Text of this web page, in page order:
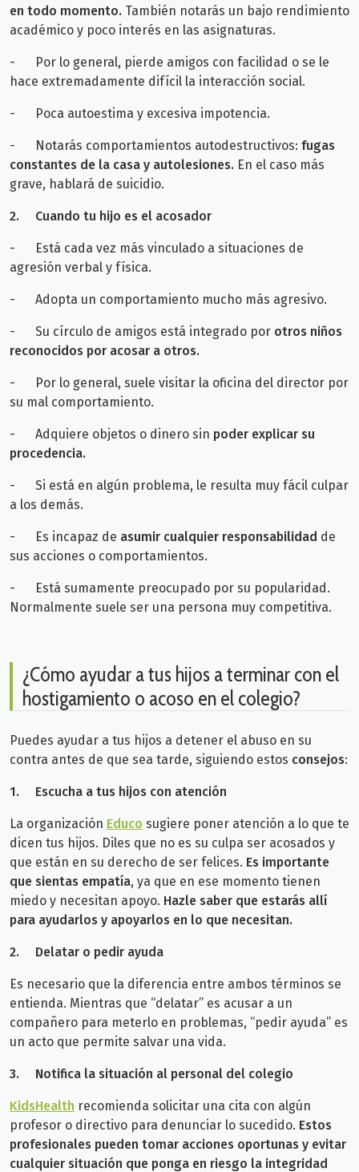
en todo momento. También notarás un bajo rendimiento
académico y poco interés en las asignaturas.
-
Por lo general, pierde amigos con facilidad o se le
hace extremadamente difícil la interacción social.
- Poca autoestima y excesiva impotencia.
- Notarás comportamientos autodestructivos: fugas
constantes de la casa y autolesiones. En el caso más
grave, hablará de suicidio.
2. Cuando tu hijo es el acosador
-
Está cada vez más vinculado a situaciones de
agresión verbal y física.
- Adopta un comportamiento mucho más agresivo.
- Su círculo de amigos está integrado por otros niños
reconocidos por acosar a otros.
-
Por lo general, suele visitar la oficina del director por
su mal comportamiento.
- Adquiere objetos o dinero sin poder explicar su
procedencia.
-
Si está en algún problema, le resulta muy fácil culpar
a los demás.
- Es incapaz de asumir cualquier responsabilidad de
sus acciones o comportamientos.
-
Está sumamente preocupado por su popularidad.
Normalmente suele ser una persona muy competitiva.
¿Cómo ayudar a tus hijos a terminar con el
hostigamiento o acoso en el colegio?
Puedes ayudar a tus hijos a detener el abuso en su
contra antes de que sea tarde, siguiendo estos consejos:
1. Escucha a tus hijos con atención
La organización Educo sugiere poner atención a lo que te
dicen tus hijos. Diles que no es su culpa ser acosados y
que están en su derecho de ser felices. Es importante
que sientas empatía, ya que en ese momento tienen
miedo y necesitan apoyo. Hazle saber que estarás allí
para ayudarlos y apoyarlos en lo que necesitan.
2. Delatar o pedir ayuda
Es necesario que la diferencia entre ambos términos se
entienda. Mientras que “delatar” es acusar a un
compañero para meterlo en problemas, “pedir ayuda” es
un acto que permite salvar una vida.
3. Notifica la situación al personal del colegio
KidsHealth recomienda solicitar una cita con algún
profesor o directivo para denunciar lo sucedido. Estos
profesionales pueden tomar acciones oportunas y evitar
cualquier situación que ponga en riesgo la integridad